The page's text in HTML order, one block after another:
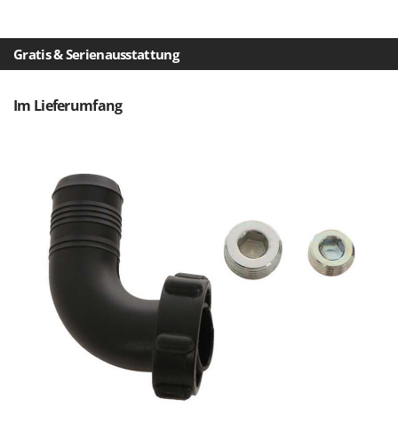
Zubehör für Rasentraktoren
Macom
Makita
Marina Systems
Master
Mastercook
McCulloch
MCH
Michelin
Mille
Gratis & Serienausstattung
Im Lieferumfang